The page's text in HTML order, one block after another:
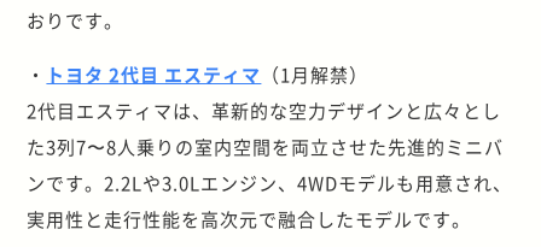
おりです。
・ トヨタ 2代目 エスティマ （1月解禁）
2代目エスティマは、革新的な空力デザインと広々とし
た3列7〜8人乗りの室内空間を両立させた先進的ミニバ
ンです。2.2Lや3.0Lエンジン、4WDモデルも用意され、
実用性と走行性能を高次元で融合したモデルです。